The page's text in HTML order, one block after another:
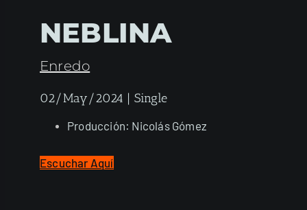
NEBLINA
Enredo
02/May/2024 | Single
Producción: Nicolás Gómez
Escuchar Aquí